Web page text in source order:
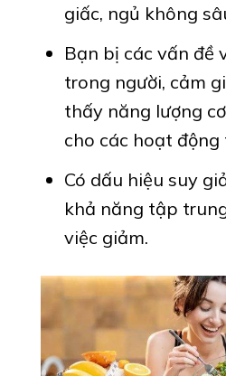
giấc, ngủ không
Bạn bị các vấn đề
trong người, cảm
thấy năng lượng
cho các hoạt
Có dấu hiệu suy
khả năng tập
việc giảm.